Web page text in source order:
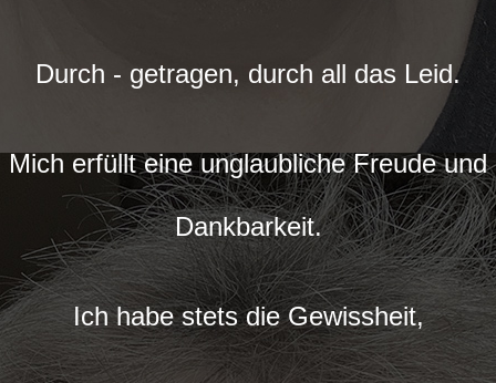
Durch - getragen, durch all das Leid.
Mich erfüllt eine unglaubliche Freude und
Dankbarkeit.
Ich habe stets die Gewissheit,